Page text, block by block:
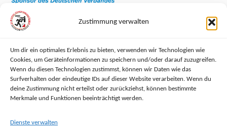
Zustimmung verwalten
Um dir ein optimales Erlebnis zu bieten, verwenden wir Technologien wie
Cookies, um Geräteinformationen zu speichern und/oder darauf zuzugreifen.
Wenn du diesen Technologien zustimmst, können wir Daten wie das
Surfverhalten oder eindeutige IDs auf dieser Website verarbeiten. Wenn du
deine Zustimmung nicht erteilst oder zurückziehst, können bestimmte
Merkmale und Funktionen beeinträchtigt werden.
Dienste verwalten
RECHTLICHES
Impressum
Datenschutzerklärung